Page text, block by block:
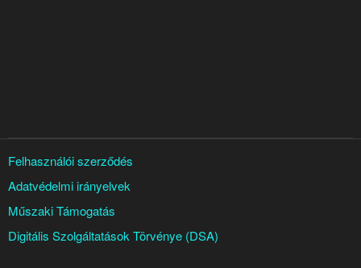
Felhasználói szerződés
Adatvédelmi irányelvek
Műszaki Támogatás
Digitális Szolgáltatások Törvénye (DSA)